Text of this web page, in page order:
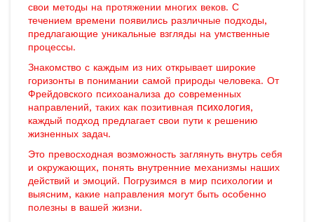
свои методы на протяжении многих веков. С
течением времени появились различные подходы,
предлагающие уникальные взгляды на умственные
процессы.
Знакомство с каждым из них открывает широкие
горизонты в понимании самой природы человека. От
Фрейдовского психоанализа до современных
направлений, таких как позитивная психология,
каждый подход предлагает свои пути к решению
жизненных задач.
Это превосходная возможность заглянуть внутрь себя
и окружающих, понять внутренние механизмы наших
действий и эмоций. Погрузимся в мир психологии и
выясним, какие направления могут быть особенно
полезны в вашей жизни.